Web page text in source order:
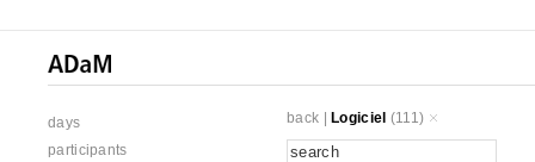
days
participants
back Logiciel (111)